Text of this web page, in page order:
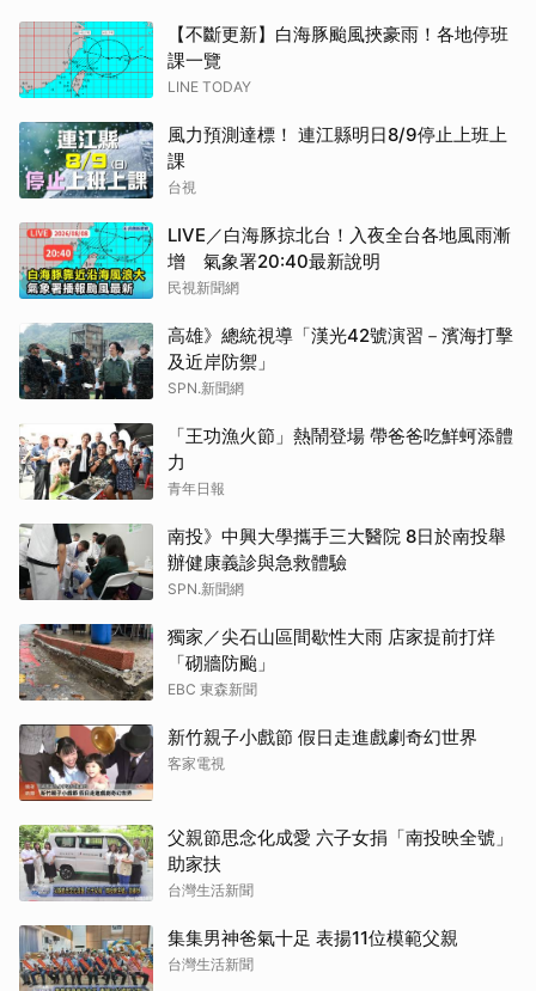
【不斷更新】白海豚颱風挾豪雨！各地停班
課一覽
LINE TODAY
風力預測達標！ 連江縣明日8/9停止上班上
課
台視
LIVE／白海豚掠北台！入夜全台各地風雨漸
增 氣象署20:40最新說明
民視新聞網
高雄》總統視導「漢光42號演習－濱海打擊
及近岸防禦」
SPN.新聞網
「王功漁火節」熱鬧登場 帶爸爸吃鮮蚵添體
力
青年日報
南投》中興大學攜手三大醫院 8日於南投舉
辦健康義診與急救體驗
SPN.新聞網
獨家／尖石山區間歇性大雨 店家提前打烊
「砌牆防颱」
EBC 東森新聞
新竹親子小戲節 假日走進戲劇奇幻世界
客家電視
父親節思念化成愛 六子女捐「南投映全號」
助家扶
台灣生活新聞
集集男神爸氣十足 表揚11位模範父親
台灣生活新聞